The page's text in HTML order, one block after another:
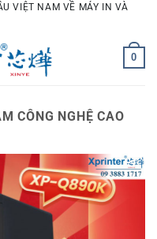
VIỆT NAM VỀ MÁY IN VÀ
0
CÔNG NGHỆ CAO